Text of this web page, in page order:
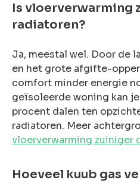
Is vloerverwarming
radiatoren?
Ja, meestal wel. Door de
en het grote afgifte-
comfort minder energie
geïsoleerde woning kan
procent dalen ten
radiatoren. Meer
vloerverwarming zuiniger
Hoeveel kuub gas